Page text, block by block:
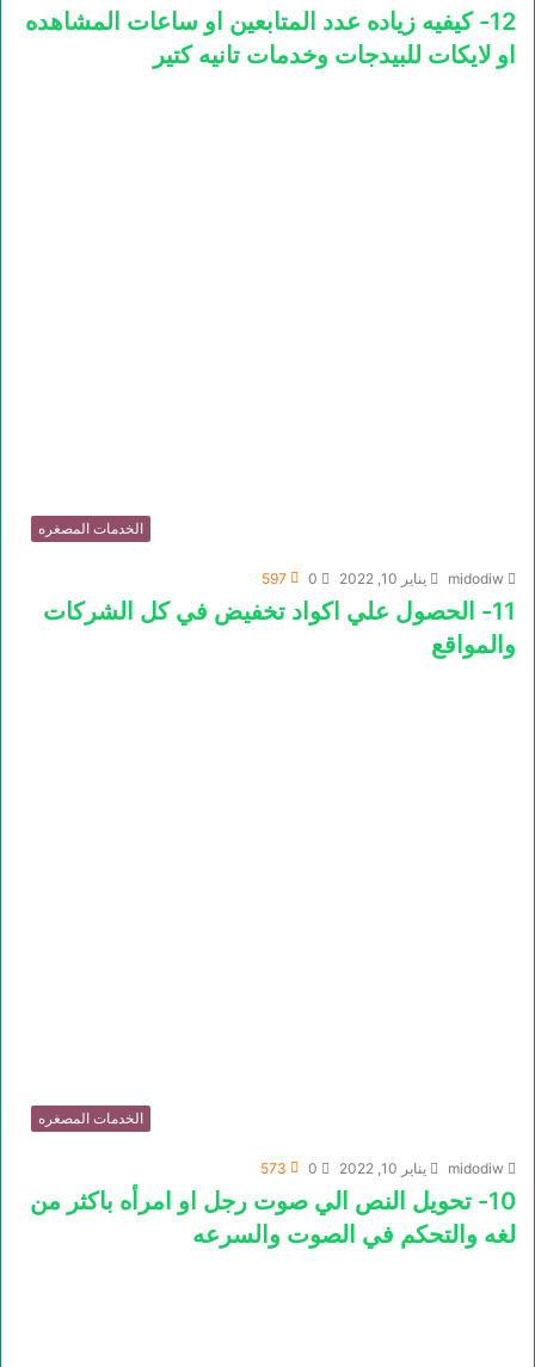
12- كيفيه زياده عدد المتابعين او ساعات المشاهده
او لايكات للبيدجات وخدمات تانيه كتير
الخدمات المصغره
midodiw يناير 10, 2022 0
597
11- الحصول علي اكواد تخفيض في كل الشركات
والمواقع
الخدمات المصغره
midodiw يناير 10, 2022 0
573
10- تحويل النص الي صوت رجل او امرأه باكثر من
لغه والتحكم في الصوت والسرعه